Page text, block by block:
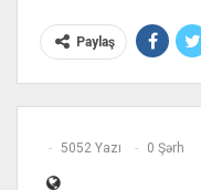
Paylaş
5052 Yazı 0 Şərh